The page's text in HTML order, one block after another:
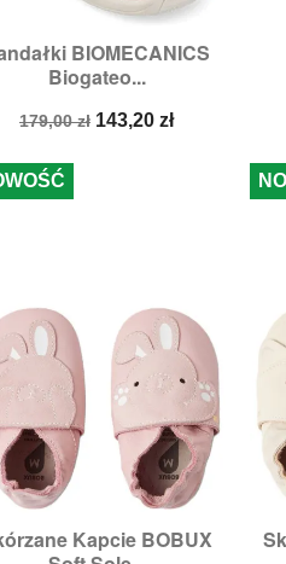
BIOMECANICS
Biogateo...
Cena
179,00 zł Cena
143,20 zł
Szybki podgląd
Rozmiary:21,22,
Kapcie BOBUX
Szybki podgląd